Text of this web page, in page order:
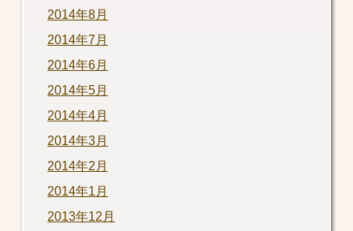
2014年8月
2014年7月
2014年6月
2014年5月
2014年4月
2014年3月
2014年2月
2014年1月
2013年12月